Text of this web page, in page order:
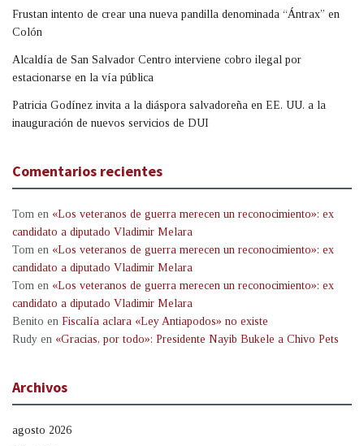
Frustan intento de crear una nueva pandilla denominada “Ántrax” en
Colón
Alcaldía de San Salvador Centro interviene cobro ilegal por
estacionarse en la vía pública
Patricia Godínez invita a la diáspora salvadoreña en EE. UU. a la
inauguración de nuevos servicios de DUI
Comentarios recientes
Tom en «Los veteranos de guerra merecen un reconocimiento»: ex
candidato a diputado Vladimir Melara
Tom en «Los veteranos de guerra merecen un reconocimiento»: ex
candidato a diputado Vladimir Melara
Tom en «Los veteranos de guerra merecen un reconocimiento»: ex
candidato a diputado Vladimir Melara
Benito en Fiscalía aclara «Ley Antiapodos» no existe
Rudy en «Gracias, por todo»: Presidente Nayib Bukele a Chivo Pets
Archivos
agosto 2026